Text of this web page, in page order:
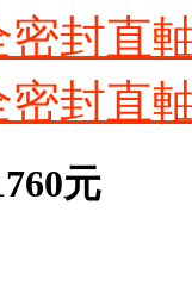
封直
密封直
元